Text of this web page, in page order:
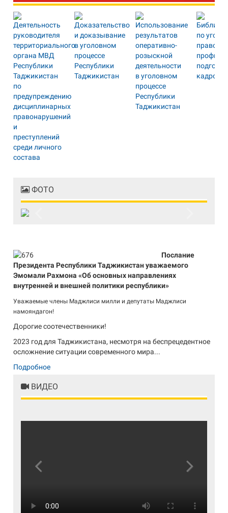
ФОТО
Послание
Президента Республики Таджикистан уважаемого
Эмомали Рахмона «Об основных направлениях
внутренней и внешней политики республики»
Уважаемые члены Маджлиси милли и депутаты Маджлиси
намояндагон!
Дорогие соотечественники!
2023 год для Таджикистана, несмотря на беспрецедентное
осложнение ситуации современного мира...
Подробное
ВИДЕО